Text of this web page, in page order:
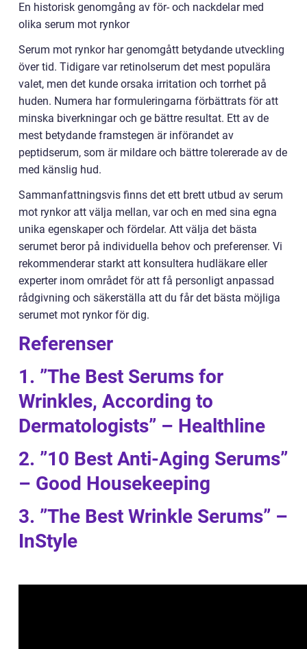
En historisk genomgång av för- och nackdelar med
olika serum mot rynkor
Serum mot rynkor har genomgått betydande utveckling
över tid. Tidigare var retinolserum det mest populära
valet, men det kunde orsaka irritation och torrhet på
huden. Numera har formuleringarna förbättrats för att
minska biverkningar och ge bättre resultat. Ett av de
mest betydande framstegen är införandet av
peptidserum, som är mildare och bättre tolererade av de
med känslig hud.
Sammanfattningsvis finns det ett brett utbud av serum
mot rynkor att välja mellan, var och en med sina egna
unika egenskaper och fördelar. Att välja det bästa
serumet beror på individuella behov och preferenser. Vi
rekommenderar starkt att konsultera hudläkare eller
experter inom området för att få personligt anpassad
rådgivning och säkerställa att du får det bästa möjliga
serumet mot rynkor för dig.
Referenser
1. ”The Best Serums for
Wrinkles, According to
Dermatologists” – Healthline
2. ”10 Best Anti-Aging Serums”
– Good Housekeeping
3. ”The Best Wrinkle Serums” –
InStyle